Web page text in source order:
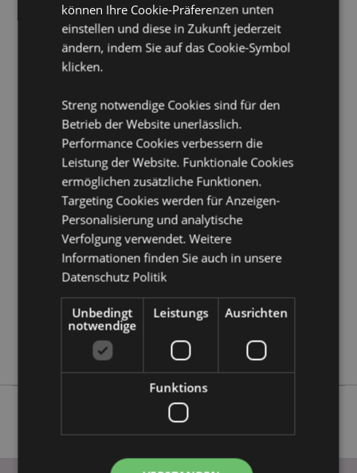
Anzahl:12 Buntstifte - Ausgewählte Farben
Produkttressourcen:
Möchten Sie mehr über den Einkauf bei Puckator
Kundeninformationen.
Produktattribute
Information
Höhe 10.5cm Breite 3cm Tiefe 3cm Bleistift
Länge 8.5cm
5055071783951
240
0.050000
Ja
Keine
Keine
Einhörner
können Ihre Cookie-Präferenzen unten
einstellen und diese in Zukunft jederzeit
ändern, indem Sie auf das Cookie-Symbol
klicken.
Streng notwendige Cookies sind für den
Betrieb der Website unerlässlich.
Performance Cookies verbessern die
Leistung der Website. Funktionale Cookies
ermöglichen zusätzliche Funktionen.
Targeting Cookies werden für Anzeigen-
Personalisierung und analytische
Verfolgung verwendet. Weitere
Informationen finden Sie auch in unsere
Datenschutz Politik
Unbedingt
notwendige
Leistungs Ausrichten
Funktions